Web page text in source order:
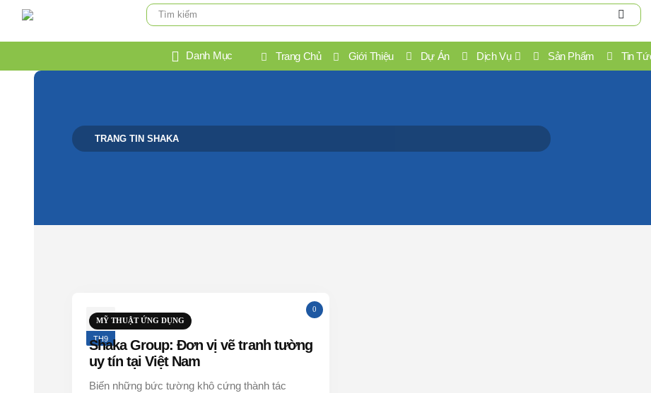
Danh Mục Trang Chủ Giới Thiệu Dự Án Dịch Vụ Sản Phẩm Tin
TRANG TIN SHAKA
26
TH9
0
MỸ THUẬT ỨNG DỤNG
Shaka Group: Đơn vị vẽ tranh tường
uy tín tại Việt Nam
Biến những bức tường khô cứng thành tác